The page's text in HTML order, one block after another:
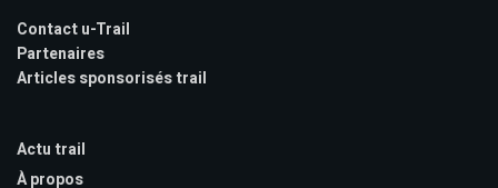
Contact u-Trail
Partenaires
Articles sponsorisés trail
Actu trail
À propos